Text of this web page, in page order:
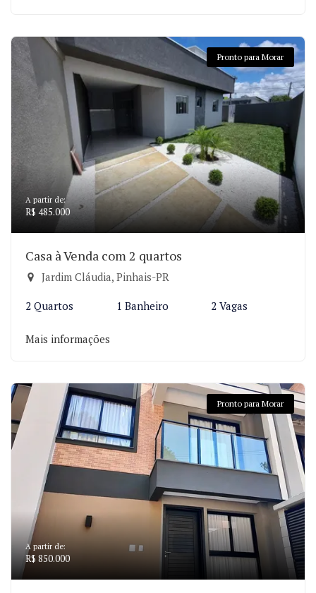
Pronto para Morar
A partir de:
R$ 485.000
Casa à Venda com 2 quartos
Jardim Cláudia, Pinhais-PR
2 Quartos 1 Banheiro 2 Vagas
Mais informações
Pronto para Morar
A partir de:
R$ 850.000